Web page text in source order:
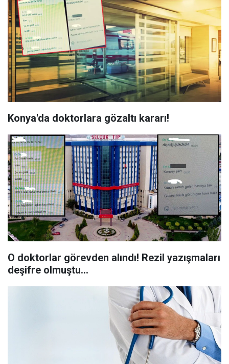
Konya'da doktorlara gözaltı kararı!
O doktorlar görevden alındı! Rezil yazışmaları
deşifre olmuştu...